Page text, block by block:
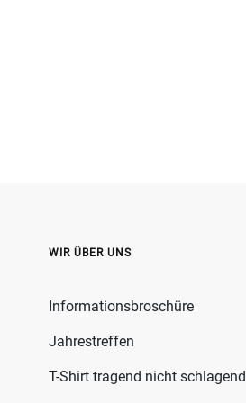
WIR ÜBER UNS
Informationsbroschüre
Jahrestreffen
T-Shirt tragend nicht schlagend